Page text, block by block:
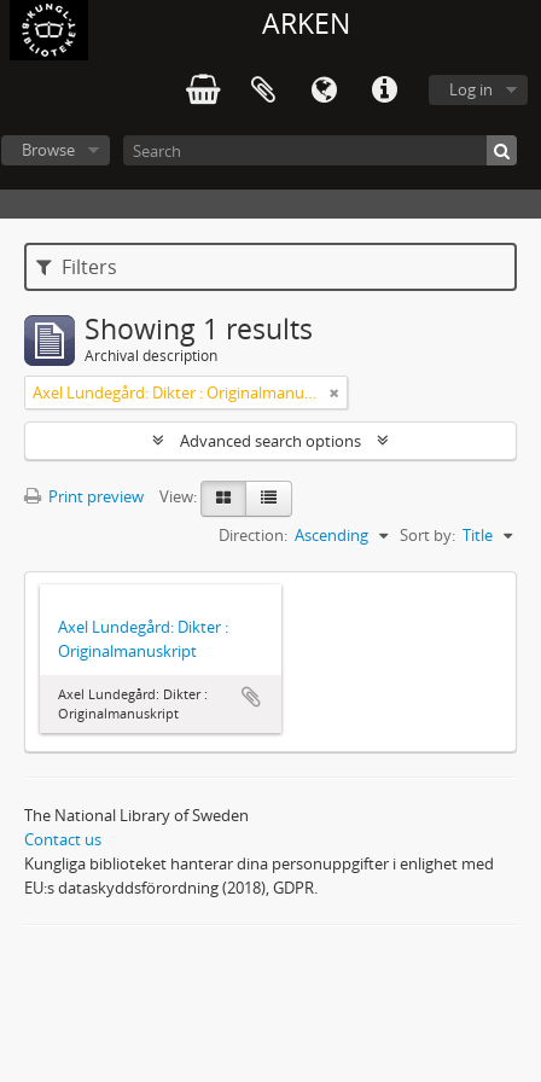
ARKEN
Log in
Browse
Filters
Showing 1 results
Archival description
Axel Lundegård: Dikter : Originalmanuskript
Advanced search options
Print preview
View:
Sort by: Title
Direction: Ascending
Axel Lundegård: Dikter :
Originalmanuskript
Axel Lundegård: Dikter :
Originalmanuskript
The National Library of Sweden
Contact us
Kungliga biblioteket hanterar dina personuppgifter i enlighet med
EU:s dataskyddsförordning (2018), GDPR.